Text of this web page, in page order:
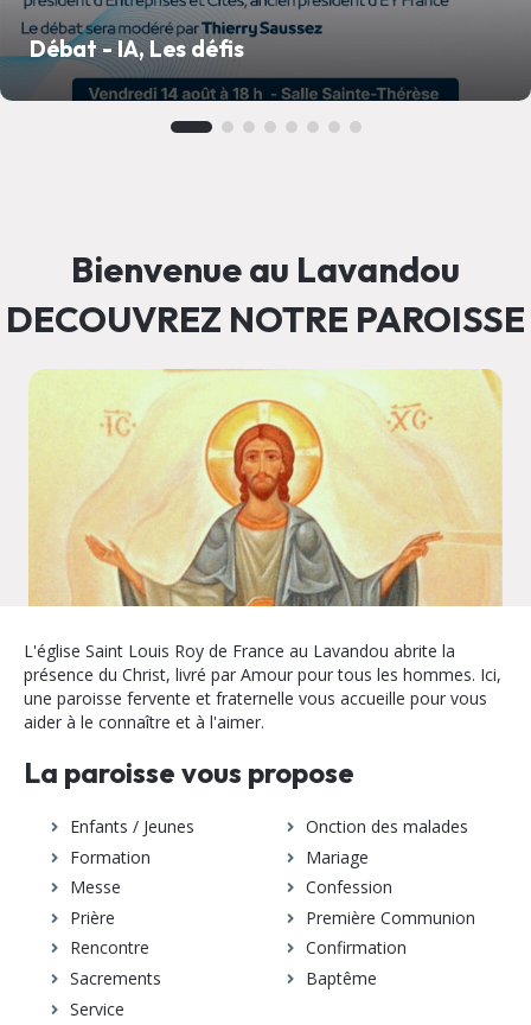
Débat - IA, Les défis
Bienvenue au Lavandou
DECOUVREZ NOTRE PAROISSE
L'église Saint Louis Roy de France au Lavandou abrite la
présence du Christ, livré par Amour pour tous les hommes. Ici,
une paroisse fervente et fraternelle vous accueille pour vous
aider à le connaître et à l'aimer.
La paroisse vous propose
Enfants / Jeunes
Formation
Messe
Prière
Rencontre
Sacrements
Service
Onction des malades
Mariage
Confession
Première Communion
Confirmation
Baptême